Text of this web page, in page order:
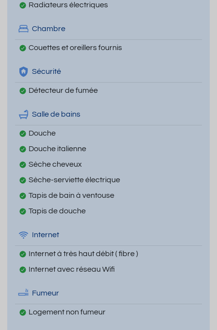
Radiateurs électriques
Chambre
Couettes et oreillers fournis
Sécurité
Détecteur de fumée
Salle de bains
Douche
Douche italienne
Sèche cheveux
Sèche-serviette électrique
Tapis de bain à ventouse
Tapis de douche
Internet
Internet à très haut débit ( fibre )
Internet avec réseau Wifi
Fumeur
Logement non fumeur